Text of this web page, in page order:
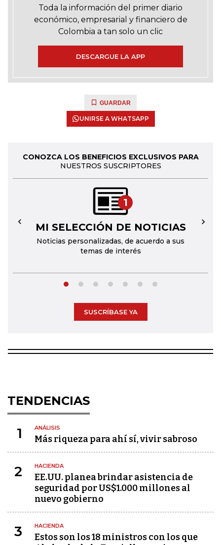
Toda la información del primer diario
económico, empresarial y financiero de
Colombia a tan solo un clic
DESCARGUE LA APP
GUARDAR
UNIRSE A WHATSAPP
CONOZCA LOS BENEFICIOS EXCLUSIVOS PARA
NUESTROS SUSCRIPTORES
1
MI SELECCIÓN DE NOTICIAS
Noticias personalizadas, de acuerdo a sus
temas de interés
← →
SUSCRÍBASE YA
TENDENCIAS
1 ANÁLISIS
Más riqueza para ahí sí, vivir sabroso
2 HACIENDA
EE.UU. planea brindar asistencia de
seguridad por US$1.000 millones al
nuevo gobierno
3 HACIENDA
Estos son los 18 ministros con los que